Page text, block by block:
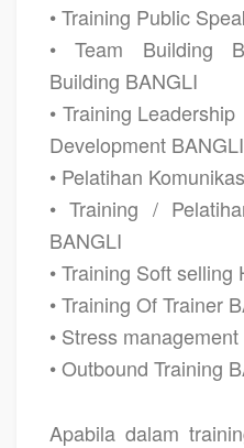
• Training Public
• Team Building
Building BANGLI
• Training Leadership
Development BANGLI
• Pelatihan
• Training /
BANGLI
• Training Soft
• Training Of Trainer
• Stress
• Outbound Training
Apabila dalam